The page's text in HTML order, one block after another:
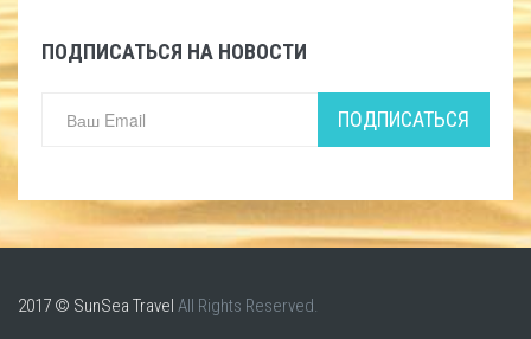
ПОДПИСАТЬСЯ НА НОВОСТИ
ПОДПИСАТЬСЯ
2017 © SunSea Travel All Rights Reserved.